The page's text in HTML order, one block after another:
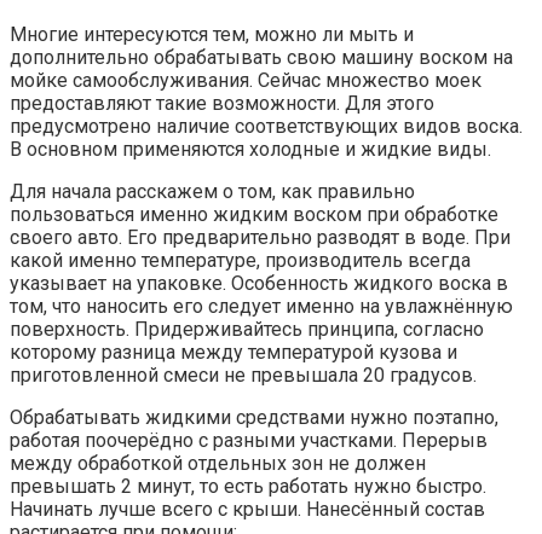
Многие интересуются тем, можно ли мыть и
дополнительно обрабатывать свою машину воском на
мойке самообслуживания. Сейчас множество моек
предоставляют такие возможности. Для этого
предусмотрено наличие соответствующих видов воска.
В основном применяются холодные и жидкие виды.
Для начала расскажем о том, как правильно
пользоваться именно жидким воском при обработке
своего авто. Его предварительно разводят в воде. При
какой именно температуре, производитель всегда
указывает на упаковке. Особенность жидкого воска в
том, что наносить его следует именно на увлажнённую
поверхность. Придерживайтесь принципа, согласно
которому разница между температурой кузова и
приготовленной смеси не превышала 20 градусов.
Обрабатывать жидкими средствами нужно поэтапно,
работая поочерёдно с разными участками. Перерыв
между обработкой отдельных зон не должен
превышать 2 минут, то есть работать нужно быстро.
Начинать лучше всего с крыши. Нанесённый состав